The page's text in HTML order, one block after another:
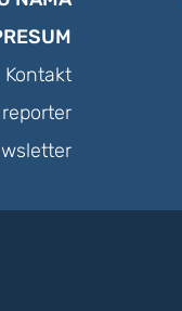
Kontakt